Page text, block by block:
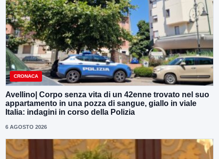
CRONACA
Avellino| Corpo senza vita di un 42enne trovato nel suo
appartamento in una pozza di sangue, giallo in viale
Italia: indagini in corso della Polizia
6 AGOSTO 2026